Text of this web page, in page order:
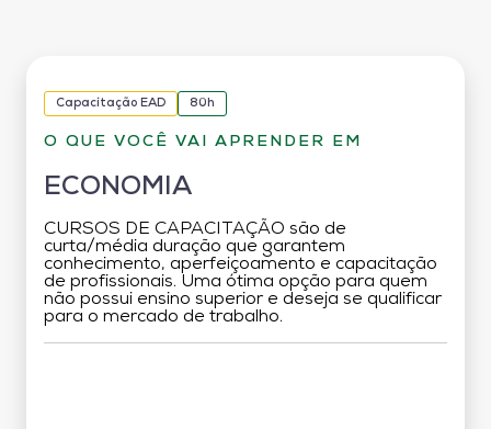
Capacitação EAD 80h
O QUE VOCÊ VAI APRENDER EM
ECONOMIA
CURSOS DE CAPACITAÇÃO são de
curta/média duração que garantem
conhecimento, aperfeiçoamento e capacitação
de profissionais. Uma ótima opção para quem
não possui ensino superior e deseja se qualificar
para o mercado de trabalho.